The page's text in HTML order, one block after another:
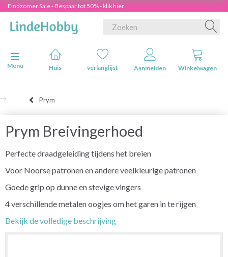
Eindzomer Sale - Bespaar tot 50% - klik hier
Navigatie in-/uitschakelen
Menu
Huis verlanglijst Aanmelden Winkelwagen
Prym
Prym Breivingerhoed
Perfecte draadgeleiding tijdens het breien
Voor Noorse patronen en andere veelkleurige patronen
Goede grip op dunne en stevige vingers
4 verschillende metalen oogjes om het garen in te rijgen
Bekijk de volledige beschrijving